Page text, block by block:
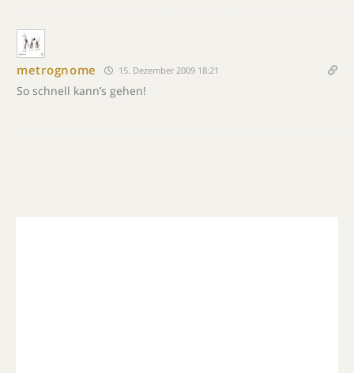
metrognome 15. Dezember 2009 18:21
So schnell kann’s gehen!